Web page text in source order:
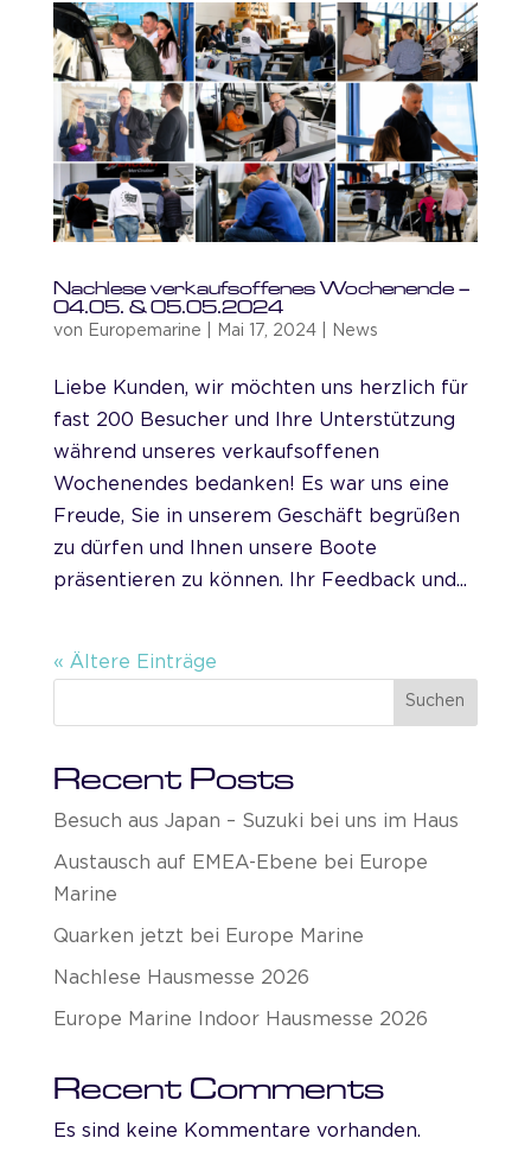
Nachlese verkaufsoffenes Wochenende –
04.05. & 05.05.2024
von Europemarine Mai 17, 2024| News
Liebe Kunden, wir möchten uns herzlich für
fast 200 Besucher und Ihre Unterstützung
während unseres verkaufsoffenen
Wochenendes bedanken! Es war uns eine
Freude, Sie in unserem Geschäft begrüßen
zu dürfen und Ihnen unsere Boote
präsentieren zu können. Ihr Feedback und...
« Ältere Einträge
Suchen
Recent Posts
Besuch aus Japan – Suzuki bei uns im Haus
Austausch auf EMEA-Ebene bei Europe
Marine
Quarken jetzt bei Europe Marine
Nachlese Hausmesse 2026
Europe Marine Indoor Hausmesse 2026
Recent Comments
Es sind keine Kommentare vorhanden.